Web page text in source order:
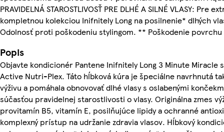
PRAVIDELNÁ STAROSTLIVOSŤ PRE DLHÉ A SILNÉ VLASY:
kompletnou kolekciou Inifnitely Long na posilnenie* dlhých
Odolnosť proti poškodeniu stylingom. ** Poškodenie povrchu
Popis
Objavte kondicionér Pantene Inifnitely Long 3 Minute Miracle
Active Nutri-Plex. Táto hĺbková kúra je špeciálne navrhnutá
výživu a pomáhala obnovovať dlhé vlasy s oslabenými
súčasťou pravidelnej starostlivosti o vlasy. Originálna zmes
provitamín B5, vitamín E, posilňujúce lipidy a ochranné
komplexný prístup na udržanie zdravia vlasov. Hĺbkový